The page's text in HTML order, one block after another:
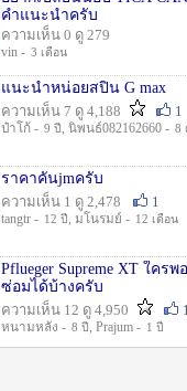
คำแนะนำครับ
ความเห็น 0 ดู 279
vin - 3 เดือน
แนะนำหน่อยสปิน G max
ความเห็น 7 ดู 4,188
1
ป๋าโก้ - 9 ปี , นิพนธ์082162660 - 8
ราคาคันjmครับ
ความเห็น 1 ดู 2,478
1
tangtr - 12 ปี , มโนรมย์ - 12 เดือน
Pflueger Supreme XT ใคร
ซ่อมได้บ้างครับ
ความเห็น 12 ดู 4,950
หนามหลัง - 8 ปี , Prajum - 1 ปี